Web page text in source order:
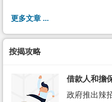
更多文章 ...
按揭攻略
借款人和擔
政府推出辣